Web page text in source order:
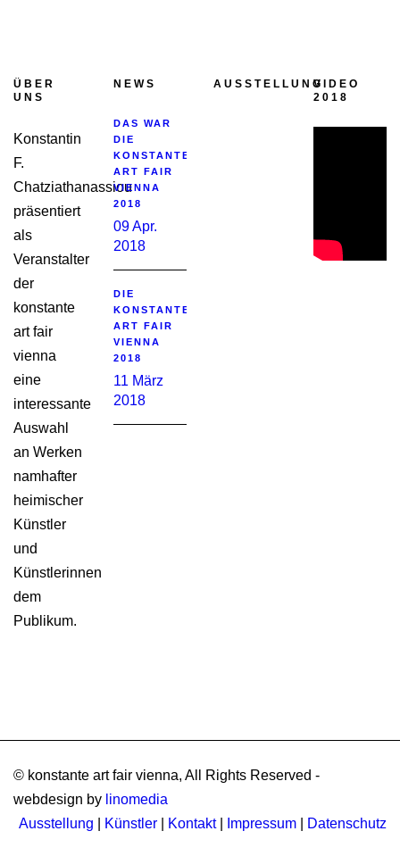
ÜBER
UNS
Konstantin
F.
Chatziathanassiou
präsentiert
als
Veranstalter
der
konstante
art fair
vienna
eine
interessante
Auswahl
an Werken
namhafter
heimischer
Künstler
und
Künstlerinnen
dem
Publikum.
NEWS
DAS WAR
DIE
KONSTANTE
ART FAIR
VIENNA
2018
09 Apr.
2018
DIE
KONSTANTE
ART FAIR
VIENNA
2018
11 März
2018
AUSSTELLUNGVIDEO
2018
© konstante art fair vienna, All Rights Reserved -
webdesign by linomedia
Ausstellung
Künstler Kontakt| Impressum Datenschutz